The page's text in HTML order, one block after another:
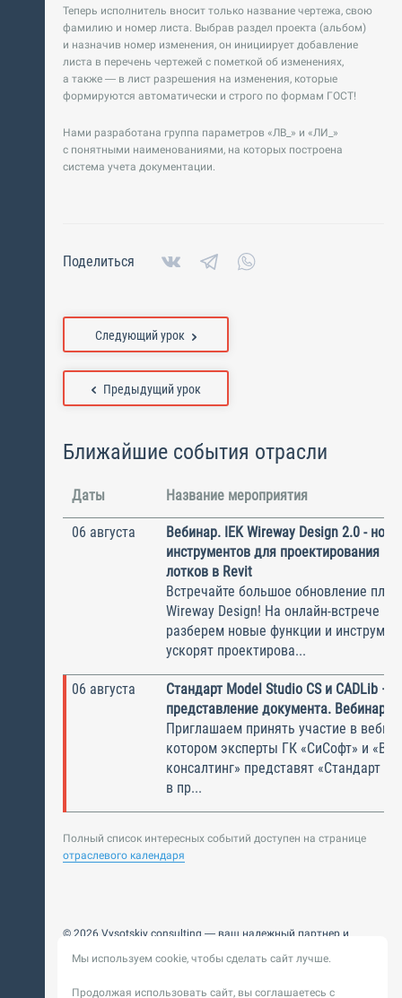
Теперь исполнитель вносит только название чертежа, свою
фамилию и номер листа. Выбрав раздел проекта (альбом)
и назначив номер изменения, он инициирует добавление
листа в перечень чертежей с пометкой об изменениях,
а также — в лист разрешения на изменения, которые
формируются автоматически и строго по формам ГОСТ!
Нами разработана группа параметров «ЛВ_» и «ЛИ_»
с понятными наименованиями, на которых построена
система учета документации.
Поделиться
Предыдущий урок
Следующий урок
Ближайшие события отрасли
Даты Название мероприятия
06 августа
Вебинар. IEK Wireway Design 2.0 -
инструментов для проектирования
лотков в Revit
Встречайте большое обновление
Wireway Design! На онлайн-встрече
разберем новые функции и
ускорят проектирова...
06 августа
Стандарт Model Studio CS и CADLib —
представление документа. Вебинар
Приглашаем принять участие в
котором эксперты ГК «СиСофт» и
консалтинг» представят «Стандарт
в пр...
Полный список интересных событий доступен на странице
отраслевого календаря
© 2026 Vysotskiy consulting — ваш надежный партнер и
Цифровизация, BIM, ИИ. Внедряем и оптимизируем
Мы используем cookie, чтобы сделать сайт лучше.
Продолжая использовать сайт, вы соглашаетесь с